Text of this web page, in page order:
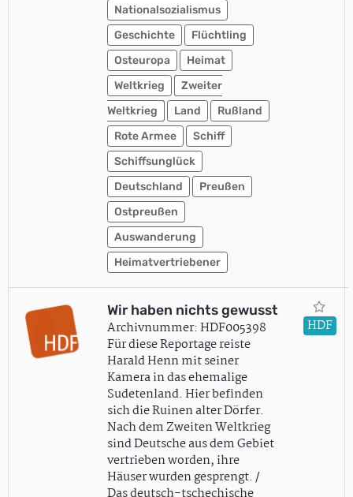
Nationalsozialismus
Geschichte
Flüchtling
Osteuropa
Heimat
Weltkrieg
Zweiter
Weltkrieg
Land
Rußland
Rote Armee
Schiff
Schiffsunglück
Deutschland
Preußen
Ostpreußen
Auswanderung
Heimatvertriebener
Wir haben nichts gewusst
Archivnummer: HDF005398
Für diese Reportage reiste
Harald Henn mit seiner
Kamera in das ehemalige
Sudetenland. Hier befinden
sich die Ruinen alter Dörfer.
Nach dem Zweiten Weltkrieg
sind Deutsche aus dem Gebiet
vertrieben worden, ihre
Häuser wurden gesprengt. /
HDF